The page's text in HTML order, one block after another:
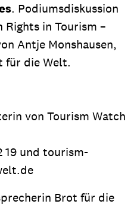
. Podiumsdiskussion
Rights in Tourism –
Antje Monshausen,
für die Welt.
von Tourism Watch
19 und tourism-
Brot für die